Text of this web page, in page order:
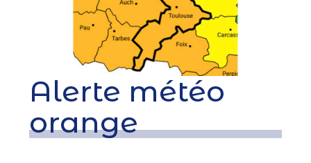
Alerte météo
orange